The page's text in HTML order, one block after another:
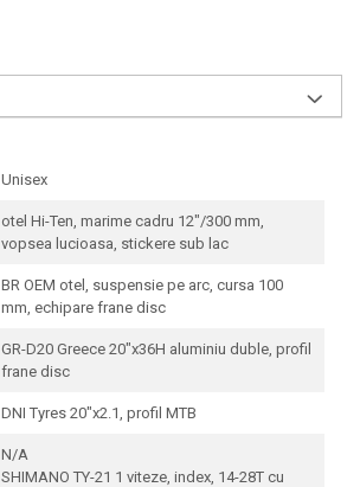
Unisex
otel Hi-Ten, marime cadru 12"/300 mm,
vopsea lucioasa, stickere sub lac
BR OEM otel, suspensie pe arc, cursa 100
mm, echipare frane disc
GR-D20 Greece 20"x36H aluminiu duble, profil
frane disc
DNI Tyres 20"x2.1, profil MTB
N/A
SHIMANO TY-21 1 viteze, index, 14-28T cu